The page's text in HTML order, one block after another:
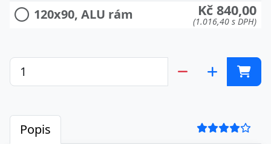
120x90, ALU rám Kč 840,00
(1.016,40 s DPH)
Popis